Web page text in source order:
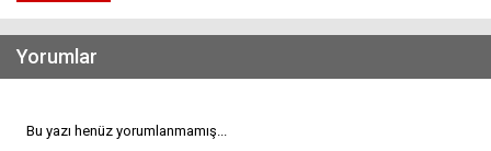
Yorumlar
Bu yazı henüz yorumlanmamış...